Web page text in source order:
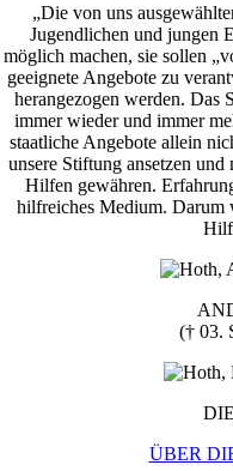
„Die von uns
Jugendlichen und jungen
möglich machen, sie sollen
geeignete Angebote zu
herangezogen werden. Das
immer wieder und immer
staatliche Angebote allein
unsere Stiftung ansetzen
Hilfen gewähren.
hilfreiches Medium. Darum
(† 03.
ÜBER